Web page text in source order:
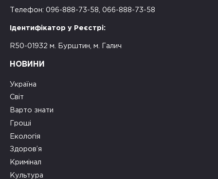
Телефон: 096-888-73-58, 066-888-73-58
Ідентифікатор у Реєстрі:
R50-01932 м. Бурштин, м. Галич
НОВИНИ
Україна
Світ
Варто знати
Гроші
Екологія
Здоров’я
Кримінал
Культура